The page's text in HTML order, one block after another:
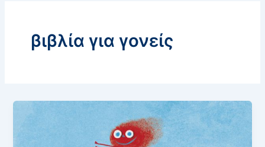
βιβλία για γονείς